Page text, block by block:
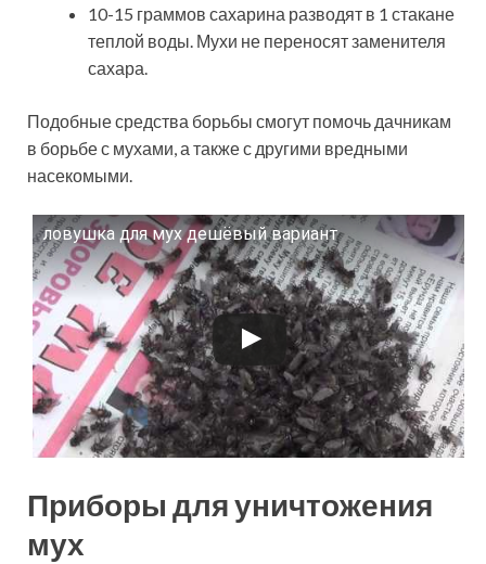
10-15 граммов сахарина разводят в 1 стакане
теплой воды. Мухи не переносят заменителя
сахара.
Подобные средства борьбы смогут помочь дачникам
в борьбе с мухами, а также с другими вредными
насекомыми.
ловушка для мух дешёвый вариант
Смотрите это видео на YouTube
Приборы для уничтожения
мух